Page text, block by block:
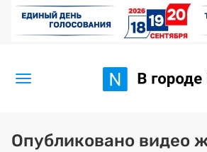
Новости
Опубликовано видео